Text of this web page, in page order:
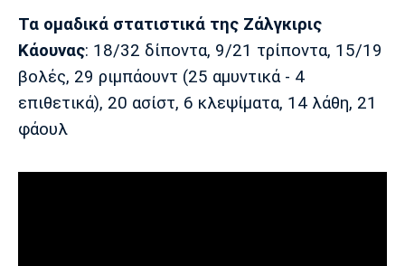
Τα ομαδικά στατιστικά της Ζάλγκιρις
Κάουνας: 18/32 δίποντα, 9/21 τρίποντα, 15/19
βολές, 29 ριμπάουντ (25 αμυντικά - 4
επιθετικά), 20 ασίστ, 6 κλεψίματα, 14 λάθη, 21
φάουλ